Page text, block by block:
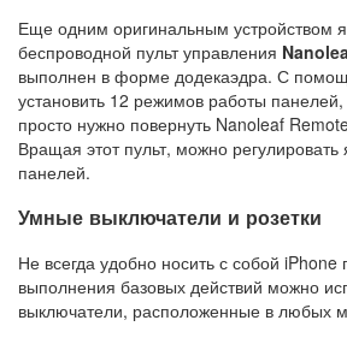
Еще одним оригинальным устройством
беспроводной пульт управления
выполнен в форме додекаэдра. С
установить 12 режимов работы
просто нужно повернуть Nanoleaf
Вращая этот пульт, можно регулировать
панелей.
Умные выключатели и розетки
Не всегда удобно носить с собой
выполнения базовых действий можно
выключатели, расположенные в любых